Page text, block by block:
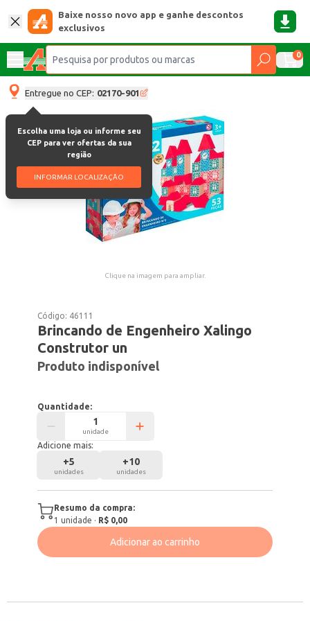
Baixe nosso novo app e ganhe descontos
exclusivos
0
Entregue no CEP: 02170-901
Escolha uma loja ou informe seu
CEP para ver ofertas da sua
região
INFORMAR LOCALIZAÇÃO
Clique na imagem para ampliar.
Código: 46111
Brincando de Engenheiro Xalingo
Construtor un
Produto indisponível
Quantidade:
unidade
Adicione mais:
+5
unidades
+10
unidades
Resumo da compra:
1 unidade · R$ 0,00
Adicionar ao carrinho